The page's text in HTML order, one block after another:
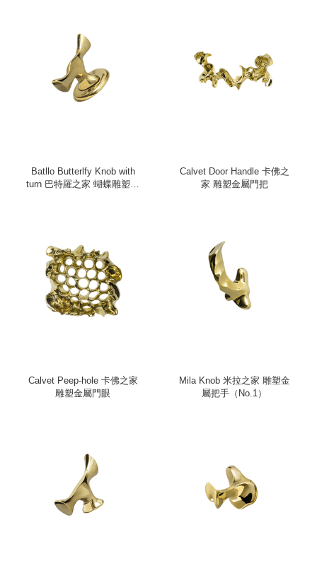
Batllo Butterlfy Knob with
turn 巴特羅之家 蝴蝶雕塑金
Calvet Door Handle 卡佛之
家 雕塑金屬門把
Calvet Peep-hole 卡佛之家
雕塑金屬門眼
Mila Knob 米拉之家 雕塑金
屬把手（No.1）